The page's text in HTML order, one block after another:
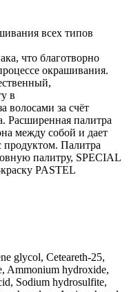
всех типов
что благотворно
окрашивания.
в
волосами за счёт
Расширенная палитра
между собой и дает
продуктом. Палитра
палитру, SPECIAL
PASTEL
glycol, Ceteareth-25,
Ammonium hydroxide,
Sodium hydrosulfite,